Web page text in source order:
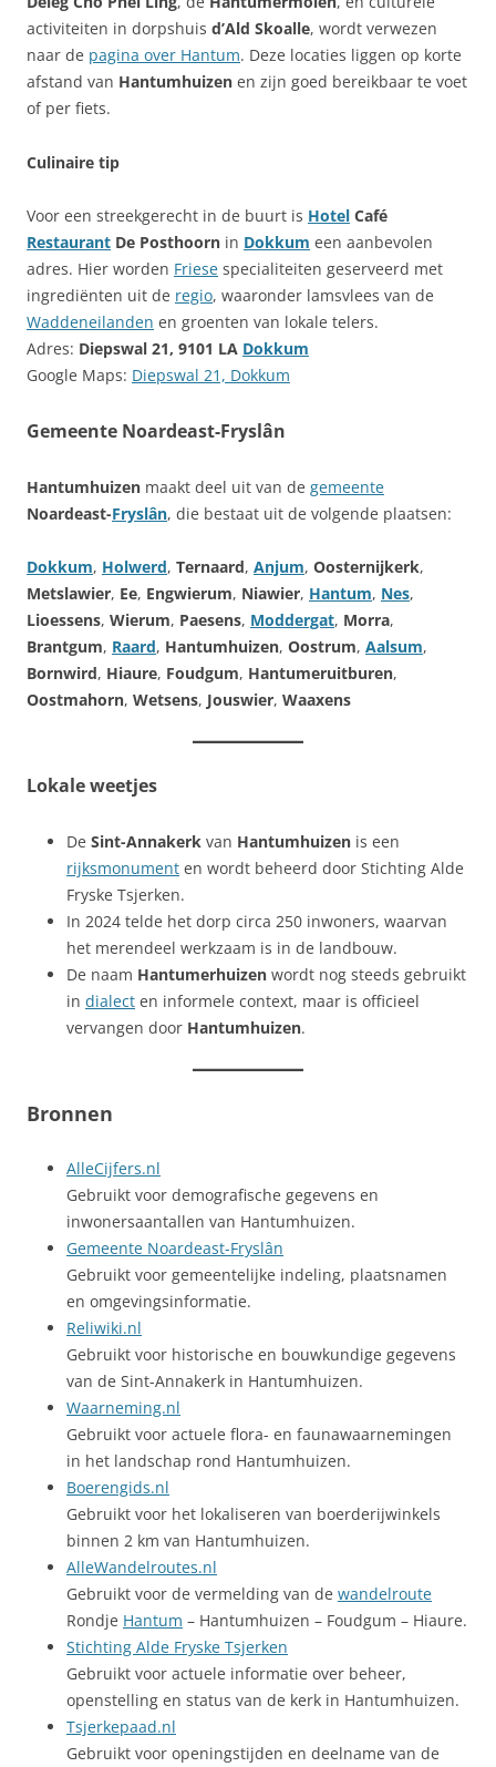
activiteiten in dorpshuis d’Ald Skoalle, wordt verwezen
naar de pagina over Hantum. Deze locaties liggen op korte
afstand van Hantumhuizen en zijn goed bereikbaar te voet
of per fiets.
Culinaire tip
Voor een streekgerecht in de buurt is Hotel Café
Restaurant De Posthoorn in Dokkum een aanbevolen
adres. Hier worden Friese specialiteiten geserveerd met
ingrediënten uit de regio, waaronder lamsvlees van de
Waddeneilanden en groenten van lokale telers.
Adres: Diepswal 21, 9101 LA Dokkum
Google Maps: Diepswal 21, Dokkum
Gemeente Noardeast-Fryslân
Hantumhuizen maakt deel uit van de gemeente
Noardeast-Fryslân, die bestaat uit de volgende plaatsen:
Dokkum, Holwerd, Ternaard, Anjum, Oosternijkerk,
Metslawier, Ee, Engwierum, Niawier, Hantum, Nes,
Lioessens, Wierum, Paesens, Moddergat, Morra,
Brantgum, Raard, Hantumhuizen, Oostrum, Aalsum,
Bornwird, Hiaure, Foudgum, Hantumeruitburen,
Oostmahorn, Wetsens, Jouswier, Waaxens
Lokale weetjes
De Sint-Annakerk van Hantumhuizen is een
rijksmonument en wordt beheerd door Stichting Alde
Fryske Tsjerken.
In 2024 telde het dorp circa 250 inwoners, waarvan
het merendeel werkzaam is in de landbouw.
De naam Hantumerhuizen wordt nog steeds gebruikt
in dialect en informele context, maar is officieel
vervangen door Hantumhuizen.
Bronnen
AlleCijfers.nl
Gebruikt voor demografische gegevens en
inwonersaantallen van Hantumhuizen.
Gemeente Noardeast-Fryslân
Gebruikt voor gemeentelijke indeling, plaatsnamen
en omgevingsinformatie.
Reliwiki.nl
Gebruikt voor historische en bouwkundige gegevens
van de Sint-Annakerk in Hantumhuizen.
Waarneming.nl
Gebruikt voor actuele flora- en faunawaarnemingen
in het landschap rond Hantumhuizen.
Boerengids.nl
Gebruikt voor het lokaliseren van boerderijwinkels
binnen 2 km van Hantumhuizen.
AlleWandelroutes.nl
Gebruikt voor de vermelding van de wandelroute
Rondje Hantum – Hantumhuizen – Foudgum – Hiaure.
Stichting Alde Fryske Tsjerken
Gebruikt voor actuele informatie over beheer,
openstelling en status van de kerk in Hantumhuizen.
Tsjerkepaad.nl
Gebruikt voor openingstijden en deelname van de